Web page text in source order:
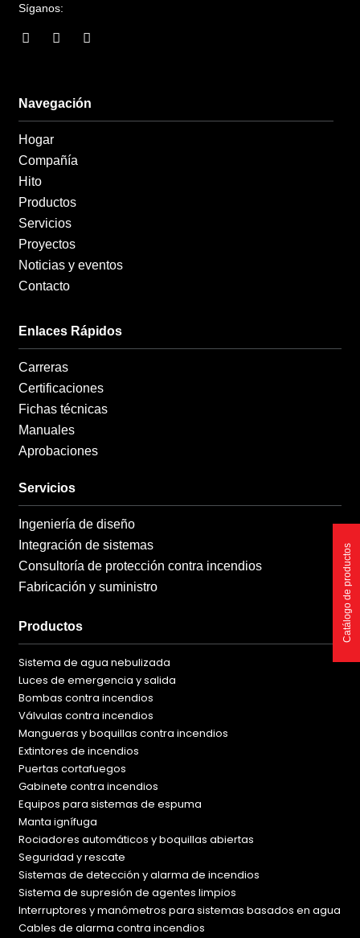
Síganos:
F
o
o
k
-
f
I
g
r
L
d
i
Navegación
Hogar
Compañía
Hito
Productos
Servicios
Proyectos
Noticias y eventos
Contacto
Enlaces Rápidos
Carreras
Certificaciones
Fichas técnicas
Manuales
Aprobaciones
Servicios
Ingeniería de diseño
Integración de sistemas
Consultoría de protección contra incendios
Fabricación y suministro
Productos
Sistema de agua nebulizada
Luces de emergencia y salida
Bombas contra incendios
Válvulas contra incendios
Mangueras y boquillas contra incendios
Extintores de incendios
Puertas cortafuegos
Gabinete contra incendios
Equipos para sistemas de espuma
Manta ignífuga
Rociadores automáticos y boquillas abiertas
Seguridad y rescate
Sistemas de detección y alarma de incendios
Sistema de supresión de agentes limpios
Interruptores y manómetros para sistemas basados en agua
Cables de alarma contra incendios
Catálogo de productos